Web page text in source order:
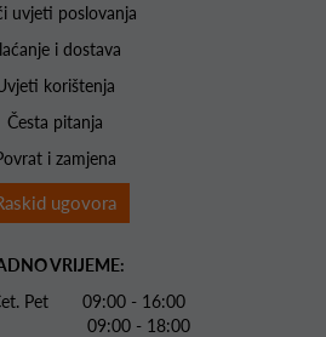
uvjeti poslovanja
i dostava
korištenja
Česta pitanja
i zamjena
ugovora
VRIJEME:
Pet 09:00 - 16:00
09:00 - 18:00